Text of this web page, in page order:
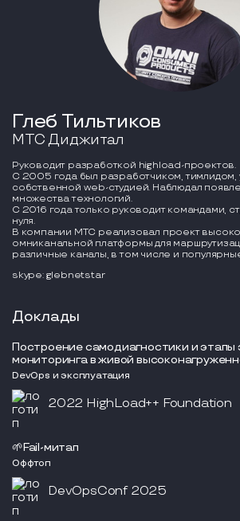
Глеб Тильтиков
МТС Диджитал
Руководит разработкой highload-проектов.
С 2005 года был разработчиком, тимлидом,
собственной web-студией. Наблюдал
множества технологий.
С 2016 года только руководит командами,
нуля.
В компании МТС реализовал проект
омниканальной платформы для
различные каналы, в том числе и
skype: glebnetstar
Доклады
Построение самодиагностики и этапы
мониторинга в живой
DevOps и эксплуатация
2022 HighLoad++ Foundation
🌱Fail-митап
Оффтоп
DevOpsConf 2025